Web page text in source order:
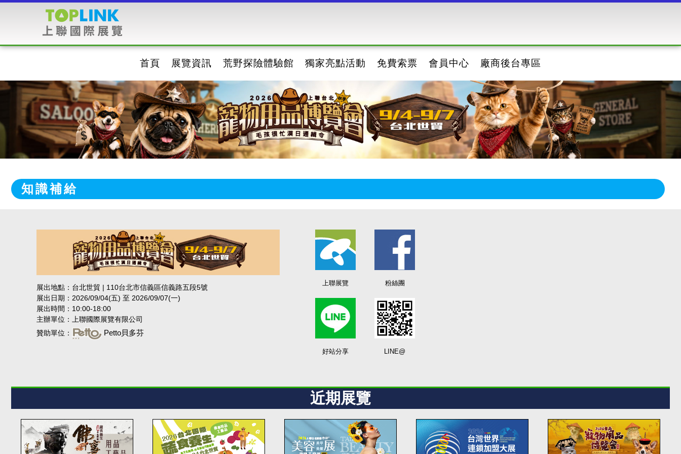
首頁 展覽資訊 荒野探險體驗館 獨家亮點活動 免費索票 會員中心 廠商後台專區
知識補給
展出地點：台北世貿 | 110台北市信義區信義路五段5號
展出日期：2026/09/04(五) 至 2026/09/07(一)
展出時間：10:00-18:00
主辦單位：上聯國際展覽有限公司
贊助單位：
Petto貝多芬
上聯展覽 粉絲團
好站分享 LINE@
近期展覽